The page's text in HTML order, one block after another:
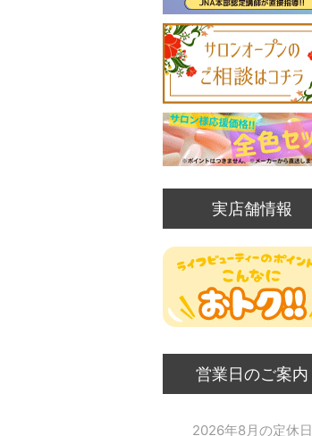
実店舗情報
営業日のご案内
2026年8月の定休日